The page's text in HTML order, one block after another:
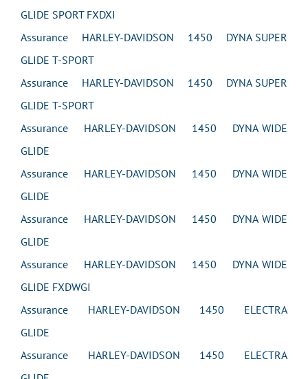
GLIDE SPORT FXDXI
Assurance HARLEY-DAVIDSON 1450 DYNA SUPER
GLIDE T-SPORT
Assurance HARLEY-DAVIDSON 1450 DYNA SUPER
GLIDE T-SPORT
Assurance HARLEY-DAVIDSON 1450 DYNA WIDE
GLIDE
Assurance HARLEY-DAVIDSON 1450 DYNA WIDE
GLIDE
Assurance HARLEY-DAVIDSON 1450 DYNA WIDE
GLIDE
Assurance HARLEY-DAVIDSON 1450 DYNA WIDE
GLIDE FXDWGI
Assurance HARLEY-DAVIDSON 1450 ELECTRA
GLIDE
Assurance HARLEY-DAVIDSON 1450 ELECTRA